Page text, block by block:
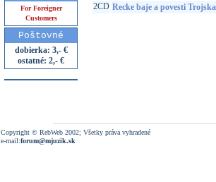
For Foreigner
Customers
Poštovné
dobierka: 3,- €
ostatné: 2,- €
2CD Recke baje a povesti
Copyright © RebWeb 2002; Všetky práva vyhradené
e-mail:forum@mjuzik.sk